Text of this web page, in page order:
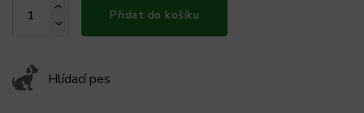
Přidat do košíku
Hlídací pes